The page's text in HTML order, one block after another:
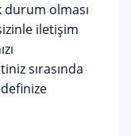
olması
iletişim
sırasında